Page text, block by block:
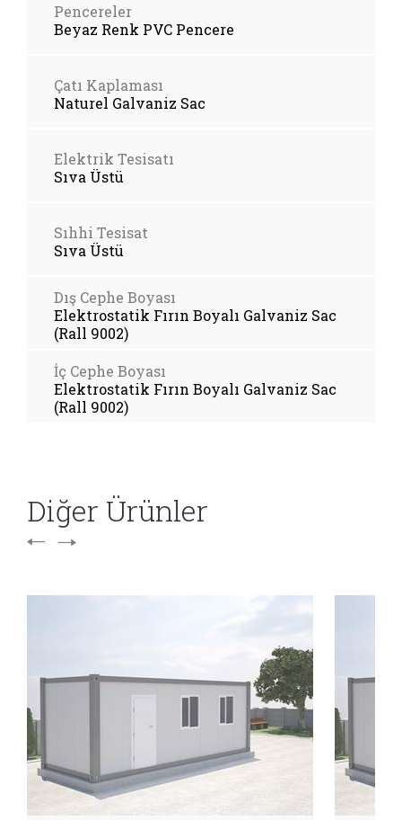
Pencereler
Beyaz Renk PVC Pencere
Çatı Kaplaması
Naturel Galvaniz Sac
Elektrik Tesisatı
Sıva Üstü
Sıhhi Tesisat
Sıva Üstü
Dış Cephe Boyası
Elektrostatik Fırın Boyalı Galvaniz Sac
(Rall 9002)
İç Cephe Boyası
Elektrostatik Fırın Boyalı Galvaniz Sac
(Rall 9002)
Diğer Ürünler